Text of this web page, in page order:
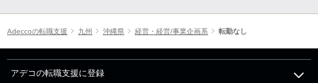
Adeccoの転職支援 九州 沖縄県 経営・経営/事業企画系 転勤なし
アデコの転職支援に登録